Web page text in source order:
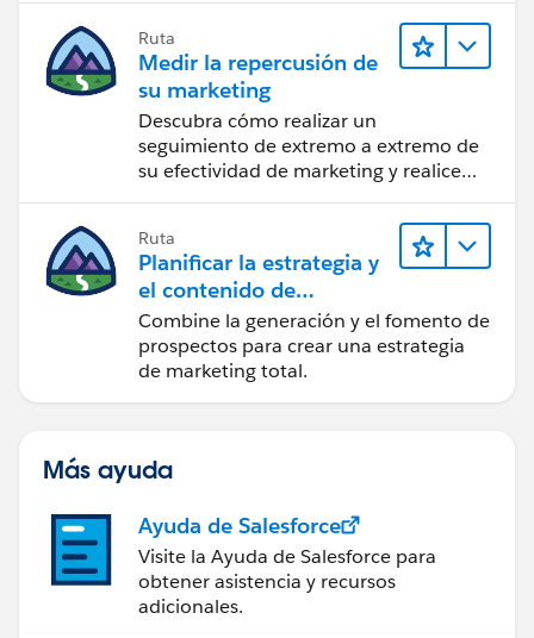
Ruta
Medir la repercusión de
su marketing
Descubra cómo realizar un
seguimiento de extremo a extremo de
su efectividad de marketing y realice
Ruta
Planificar la estrategia y
el contenido de
marketing con
Marketing Cloud
Account Engagement
Combine la generación y el fomento de
prospectos para crear una estrategia
de marketing total.
Más ayuda
Ayuda de Salesforce
Visite la Ayuda de Salesforce para
obtener asistencia y recursos
adicionales.